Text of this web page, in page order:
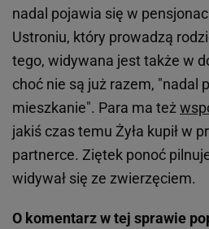
nadal pojawia się w
Ustroniu, który prowadzą
tego, widywana jest także w
choć nie są już razem, "nadal
mieszkanie". Para ma też
jakiś czas temu Żyła kupił w
partnerce. Ziętek ponoć
widywał się ze zwierzęciem.
O komentarz w tej sprawie